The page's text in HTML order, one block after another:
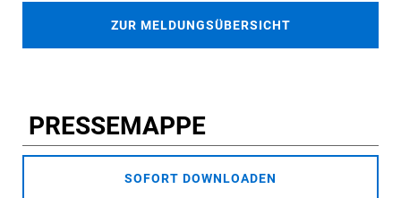
ZUR MELDUNGSÜBERSICHT
PRESSEMAPPE
SOFORT DOWNLOADEN